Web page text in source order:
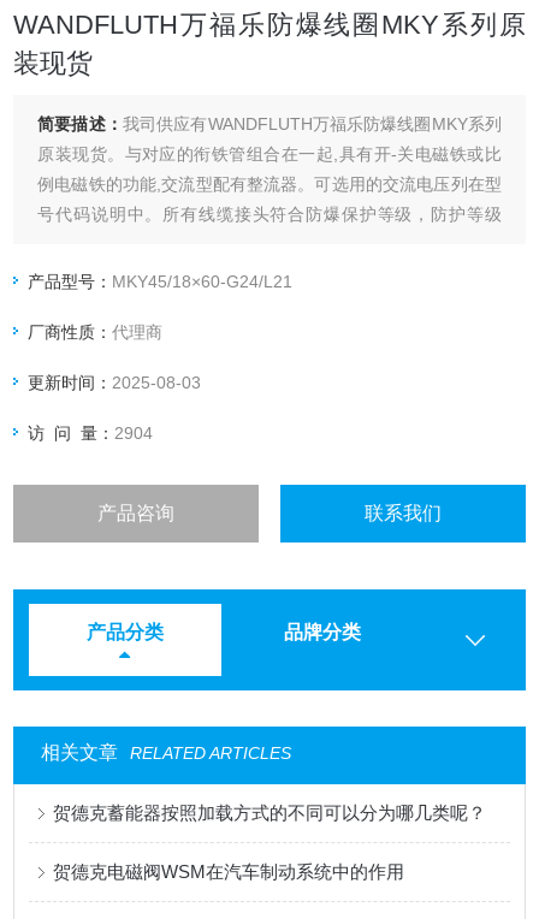
WANDFLUTH万福乐防爆线圈MKY系列原
装现货
简要描述： 我司供应有WANDFLUTH万福乐防爆线圈MKY系列
原装现货。与对应的衔铁管组合在一起,具有开-关电磁铁或比
例电磁铁的功能,交流型配有整流器。可选用的交流电压列在型
号代码说明中。所有线缆接头符合防爆保护等级，防护等级
产品型号： MKY45/18×60-G24/L21
厂商性质：代理商
更新时间： 2025-08-03
访 问 量： 2904
产品咨询 联系我们
产品分类 品牌分类
相关文章 RELATED ARTICLES
贺德克蓄能器按照加载方式的不同可以分为哪几类呢？
贺德克电磁阀WSM在汽车制动系统中的作用